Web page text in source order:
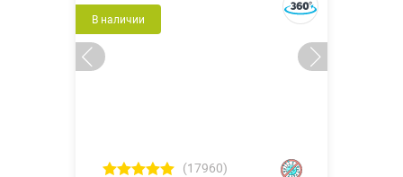
В наличии
(17960)